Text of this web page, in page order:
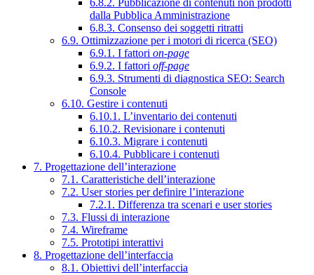
6.8.2. Pubblicazione di contenuti non prodotti
dalla Pubblica Amministrazione
6.8.3. Consenso dei soggetti ritratti
6.9. Ottimizzazione per i motori di ricerca (SEO)
6.9.1. I fattori on-page
6.9.2. I fattori off-page
6.9.3. Strumenti di diagnostica SEO: Search
Console
6.10. Gestire i contenuti
6.10.1. L’inventario dei contenuti
6.10.2. Revisionare i contenuti
6.10.3. Migrare i contenuti
6.10.4. Pubblicare i contenuti
7. Progettazione dell’interazione
7.1. Caratteristiche dell’interazione
7.2. User stories per definire l’interazione
7.2.1. Differenza tra scenari e user stories
7.3. Flussi di interazione
7.4. Wireframe
7.5. Prototipi interattivi
8. Progettazione dell’interfaccia
8.1. Obiettivi dell’interfaccia